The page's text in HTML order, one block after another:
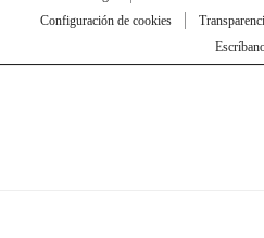
Configuración de cookies